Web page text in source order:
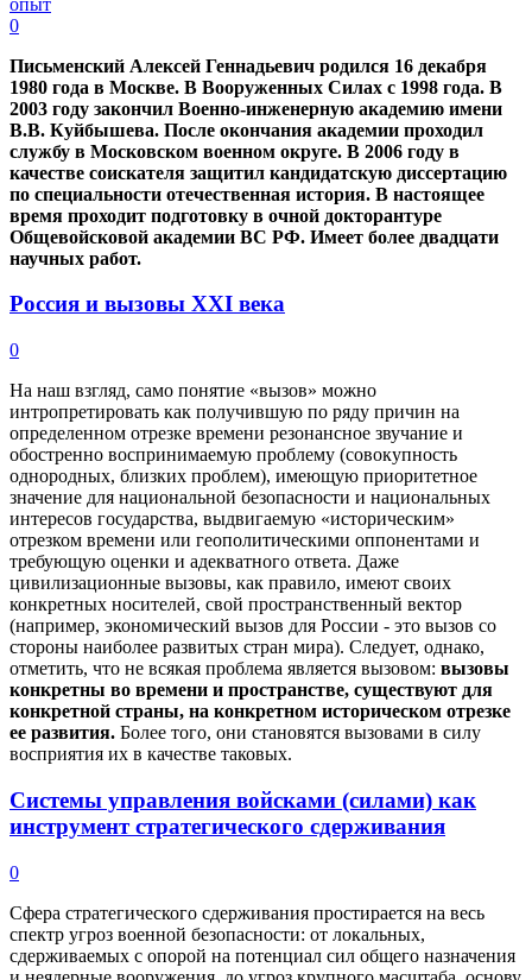
0
Письменский Алексей Геннадьевич родился 16 декабря
1980 года в Москве. В Вооруженных Силах с 1998 года. В
2003 году закончил Военно-инженерную академию имени
В.В. Куйбышева. После окончания академии проходил
службу в Московском военном округе. В 2006 году в
качестве соискателя защитил кандидатскую диссертацию
по специальности отечественная история. В настоящее
время проходит подготовку в очной докторантуре
Общевойсковой академии ВС РФ. Имеет более двадцати
научных работ.
Россия и вызовы XXI века
0
На наш взгляд, само понятие «вызов» можно
интропретировать как получившую по ряду причин на
определенном отрезке времени резонансное звучание и
обостренно воспринимаемую проблему (совокупность
однородных, близких проблем), имеющую приоритетное
значение для национальной безопасности и национальных
интересов государства, выдвигаемую «историческим»
отрезком времени или геополитическими оппонентами и
требующую оценки и адекватного ответа. Даже
цивилизационные вызовы, как правило, имеют своих
конкретных носителей, свой пространственный вектор
(например, экономический вызов для России - это вызов со
стороны наиболее развитых стран мира). Следует, однако,
отметить, что не всякая проблема является вызовом: вызовы
конкретны во времени и пространстве, существуют для
конкретной страны, на конкретном историческом отрезке
ее развития. Более того, они становятся вызовами в силу
восприятия их в качестве таковых.
Системы управления войсками (силами) как
инструмент стратегического сдерживания
0
Сфера стратегического сдерживания простирается на весь
спектр угроз военной безопасности: от локальных,
сдерживаемых с опорой на потенциал сил общего назначения